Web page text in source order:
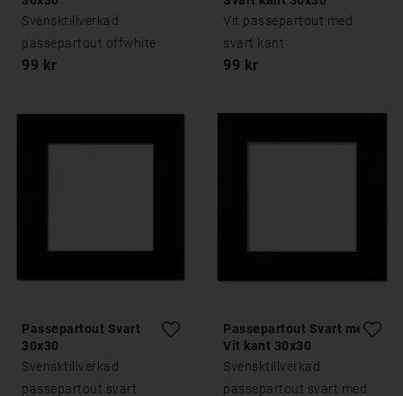
Svensktillverkad
passepartout offwhite
99 kr
Vit passepartout med
svart kant
99 kr
Passepartout Svart
30x30
Svensktillverkad
passepartout svart
Passepartout Svart med
Vit kant 30x30
Svensktillverkad
passepartout svart med